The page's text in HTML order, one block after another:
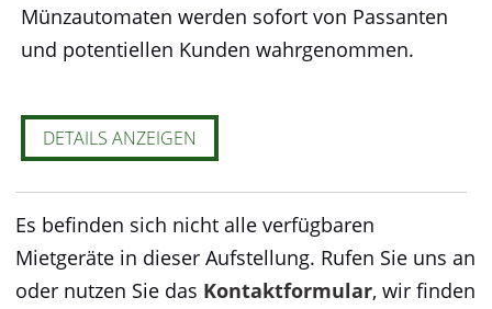
Münzautomaten werden sofort von Passanten
und potentiellen Kunden wahrgenommen.
DETAILS ANZEIGEN
Es befinden sich nicht alle verfügbaren
Mietgeräte in dieser Aufstellung. Rufen Sie uns an
oder nutzen Sie das Kontaktformular, wir finden